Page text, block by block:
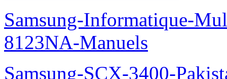
Samsung-Informatique-
8123NA-Manuels
Samsung-SCX-3400-